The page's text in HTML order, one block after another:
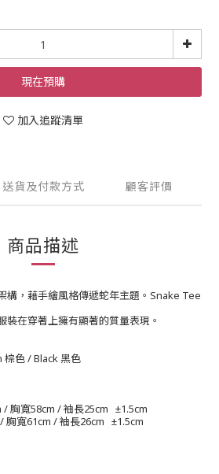
現在預購
加入追蹤清單
送貨及付款方式 顧客評價
商品描述
構，藉手繪風格傳遞蛇年主題。 Snake Tee
裝在穿著上擁有顯著的質量表現。
棕色/ Black黑色
/胸寬58cm /袖長25cm ±1.5cm
胸寬61cm /袖長26cm ±1.5cm